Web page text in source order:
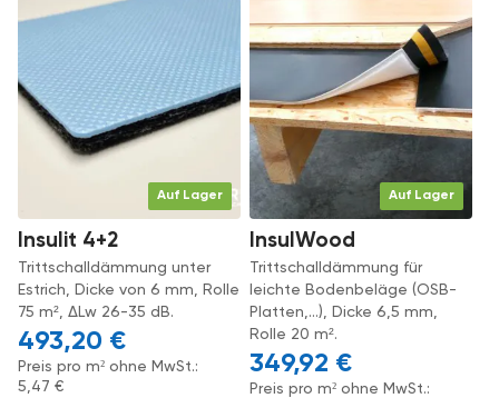
Auf Lager
Insulit 4+2
Trittschalldämmung unter
Estrich, Dicke von 6 mm, Rolle
75 m², ΔLw 26-35 dB.
493,20 €
Preis pro m² ohne MwSt.:
5,47 €
Auf Lager
InsulWood
Trittschalldämmung für
leichte Bodenbeläge (OSB-
Platten,...), Dicke 6,5 mm,
Rolle 20 m².
349,92 €
Preis pro m² ohne MwSt.: